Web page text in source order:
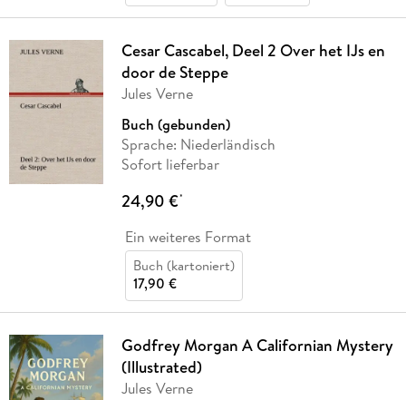
Cesar Cascabel, Deel 2 Over het IJs en
door de Steppe
Jules Verne
Buch (gebunden)
Sprache: Niederländisch
Sofort lieferbar
24,90 €*
Ein weiteres Format
Buch (kartoniert)
17,90 €
Godfrey Morgan A Californian Mystery
(Illustrated)
Jules Verne